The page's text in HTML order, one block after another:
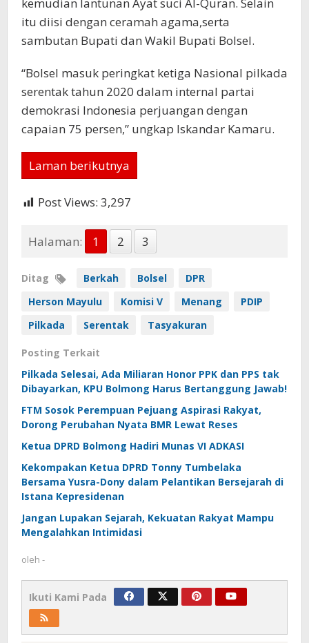
kemudian lantunan Ayat suci Al-Quran. Selain
itu diisi dengan ceramah agama,serta
sambutan Bupati dan Wakil Bupati Bolsel.
“Bolsel masuk peringkat ketiga Nasional pilkada
serentak tahun 2020 dalam internal partai
demokrasi Indonesia perjuangan dengan
capaian 75 persen,” ungkap Iskandar Kamaru.
Laman berikutnya
Post Views: 3,297
Halaman: 1 2 3
Ditag Berkah Bolsel
DPR
Herson Mayulu
Komisi V Menang
PDIP
Pilkada
Serentak Tasyakuran
Posting Terkait
Pilkada Selesai, Ada Miliaran Honor PPK dan PPS tak
Dibayarkan, KPU Bolmong Harus Bertanggung Jawab!
FTM Sosok Perempuan Pejuang Aspirasi Rakyat,
Dorong Perubahan Nyata BMR Lewat Reses
Ketua DPRD Bolmong Hadiri Munas VI ADKASI
Kekompakan Ketua DPRD Tonny Tumbelaka
Bersama Yusra-Dony dalam Pelantikan Bersejarah di
Istana Kepresidenan
Jangan Lupakan Sejarah, Kekuatan Rakyat Mampu
Mengalahkan Intimidasi
oleh -
Ikuti Kami Pada